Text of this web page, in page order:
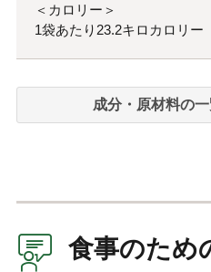
＜カロリー＞
1袋あたり23.2キロカロリー
成分・原材料の
食事のため